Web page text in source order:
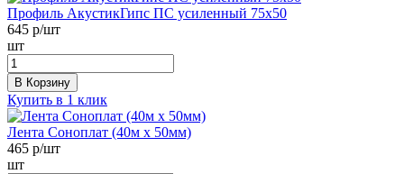
Профиль АкустикГипс ПС усиленный 75х50
645 р/шт
шт
В Корзину
Купить в 1 клик
Лента Соноплат (40м х 50мм)
465 р/шт
шт